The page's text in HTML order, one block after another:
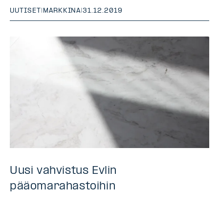
UUTISET MARKKINA |31.12.2019
Uusi vahvistus Evlin
pääomarahastoihin